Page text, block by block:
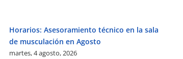
Horarios: Asesoramiento técnico en la sala
de musculación en Agosto
martes, 4 agosto, 2026